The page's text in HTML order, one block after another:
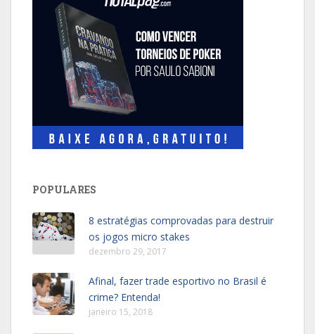
POPULARES
8 estratégias comprovadas para destruir
os jogos micro stakes
dezembro 29, 2017
Afinal, fazer trade esportivo no Brasil é
crime? Entenda!
janeiro 15, 2018